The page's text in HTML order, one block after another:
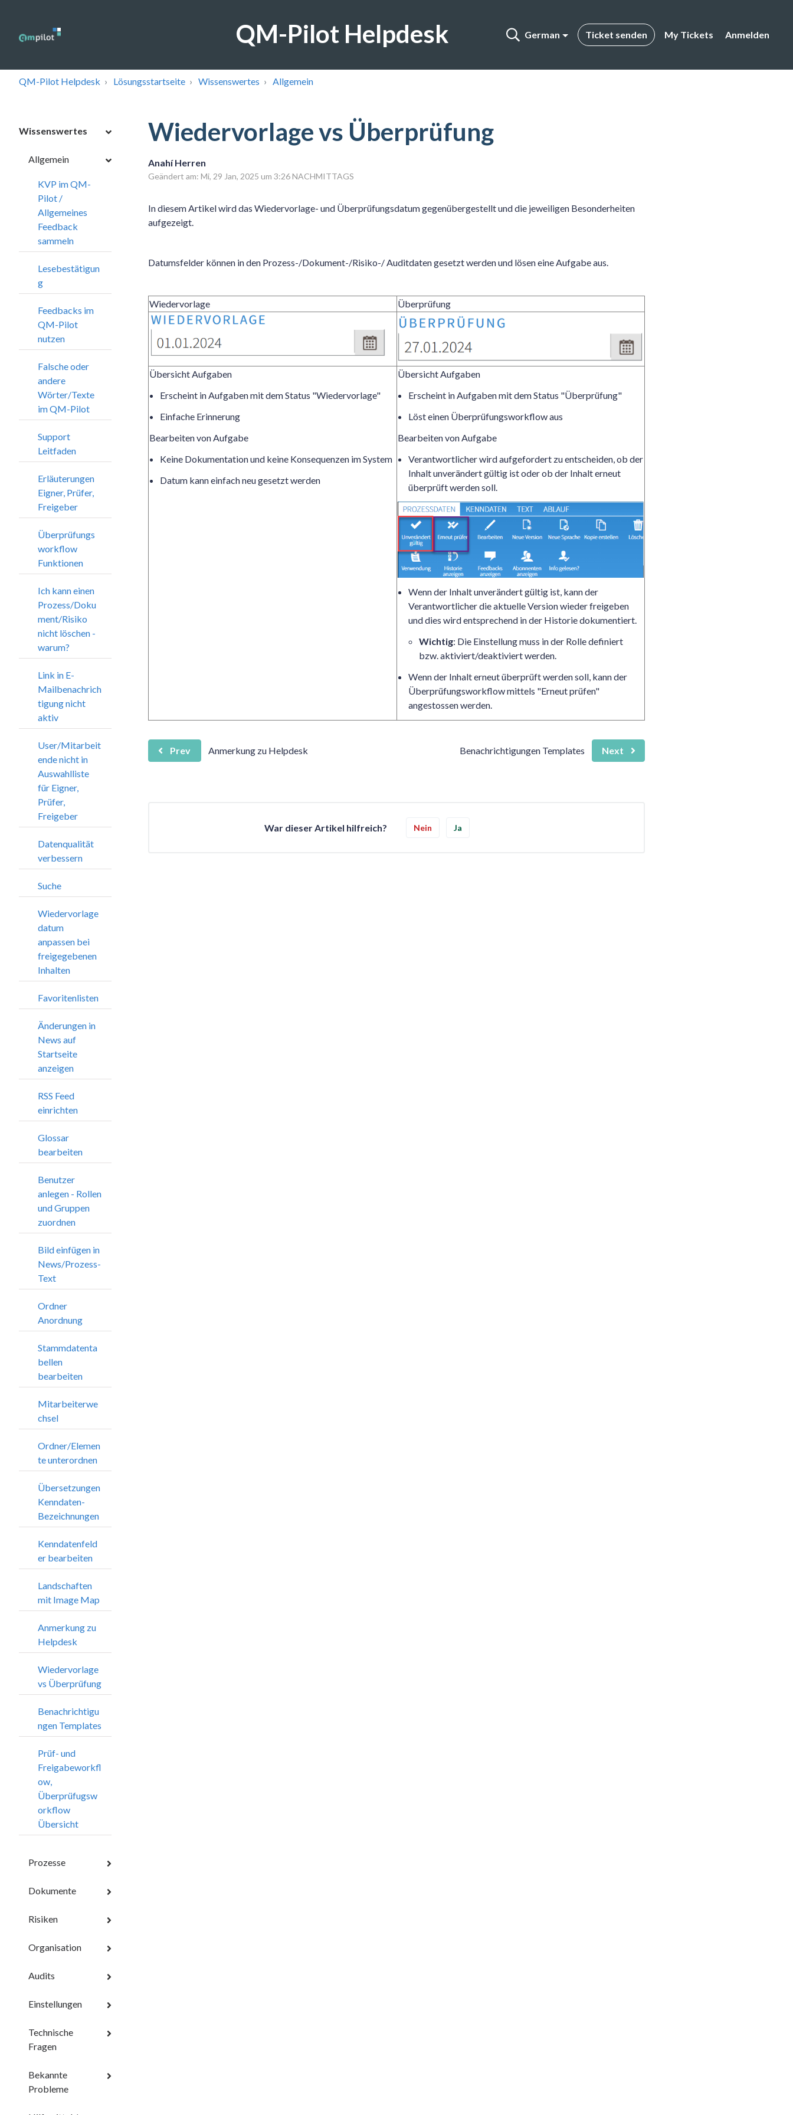
QM-Pilot Helpdesk German Ticket senden My Tickets Anmelden
QM-Pilot Helpdesk Lösungsstartseite Wissenswertes Allgemein
Wissenswertes
Allgemein
KVP im QM-
Pilot /
Allgemeines
Feedback
sammeln
Lesebestätigun
g
Feedbacks im
QM-Pilot
nutzen
Falsche oder
andere
Wörter/Texte
im QM-Pilot
Support
Leitfaden
Erläuterungen
Eigner, Prüfer,
Freigeber
Überprüfungs
workflow
Funktionen
Ich kann einen
Prozess/Doku
ment/Risiko
nicht löschen -
warum?
Link in E-
Mailbenachrich
tigung nicht
aktiv
User/Mitarbeit
ende nicht in
Auswahlliste
für Eigner,
Prüfer,
Freigeber
Datenqualität
verbessern
Suche
Wiedervorlage
datum
anpassen bei
freigegebenen
Inhalten
Favoritenlisten
Änderungen in
News auf
Startseite
anzeigen
RSS Feed
einrichten
Glossar
bearbeiten
Benutzer
anlegen - Rollen
und Gruppen
zuordnen
Bild einfügen in
News/Prozess-
Text
Ordner
Anordnung
Stammdatenta
bellen
bearbeiten
Mitarbeiterwe
chsel
Ordner/Elemen
te unterordnen
Übersetzungen
Kenndaten-
Bezeichnungen
Kenndatenfeld
er bearbeiten
Landschaften
mit Image Map
Anmerkung zu
Helpdesk
Wiedervorlage
vs Überprüfung
Benachrichtigu
ngen Templates
Prüf- und
Freigabeworkfl
ow,
Überprüfugsw
orkflow
Übersicht
Prozesse
Dokumente
Risiken
Organisation
Audits
Einstellungen
Technische
Fragen
Bekannte
Probleme
Wiedervorlage vs Überprüfung
Anahí Herren
Geändert am: Mi, 29 Jan, 2025 um 3:26 NACHMITTAGS
In diesem Artikel wird das Wiedervorlage- und Überprüfungsdatum gegenübergestellt und die jeweiligen Besonderheiten
aufgezeigt.
Datumsfelder können in den Prozess-/Dokument-/Risiko-/ Auditdaten gesetzt werden und lösen eine Aufgabe aus.
Wiedervorlage Überprüfung
Übersicht Aufgaben
Erscheint in Aufgaben mit dem Status "Wiedervorlage"
Einfache Erinnerung
Bearbeiten von Aufgabe
Keine Dokumentation und keine Konsequenzen im System
Datum kann einfach neu gesetzt werden
Übersicht Aufgaben
Erscheint in Aufgaben mit dem Status "Überprüfung"
Löst einen Überprüfungsworkflow aus
Bearbeiten von Aufgabe
Verantwortlicher wird aufgefordert zu entscheiden, ob der
Inhalt unverändert gültig ist oder ob der Inhalt erneut
überprüft werden soll.
Wenn der Inhalt unverändert gültig ist, kann der
Verantwortlicher die aktuelle Version wieder freigeben
und dies wird entsprechend in der Historie dokumentiert.
Wichtig: Die Einstellung muss in der Rolle definiert
bzw. aktiviert/deaktiviert werden.
Wenn der Inhalt erneut überprüft werden soll, kann der
Überprüfungsworkflow mittels "Erneut prüfen"
angestossen werden.
Prev Anmerkung zu Helpdesk Benachrichtigungen Templates Next
War dieser Artikel hilfreich? Nein Ja